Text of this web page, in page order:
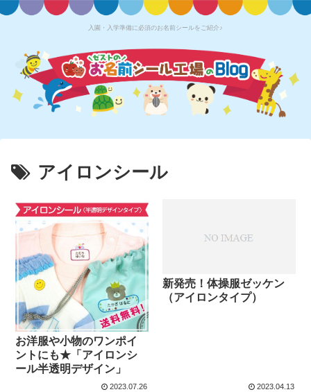
入園・入学準備に必須のお名前シールをご紹介♪
アイロンシール
お洋服や小物のワンポイ
ントにも★「アイロンシ
ール半透明デザイン」
2023.07.26
新発売！体操服ゼッケン
（アイロンタイプ）
2023.04.13